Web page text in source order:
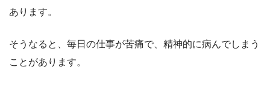
あります。
そうなると、毎日の仕事が苦痛で、精神的に病んでしまう
ことがあります。